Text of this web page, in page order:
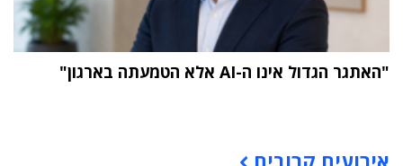
"האתגר הגדול אינו ה-AI אלא הטמעתה בארגון"
אירועים קרובים